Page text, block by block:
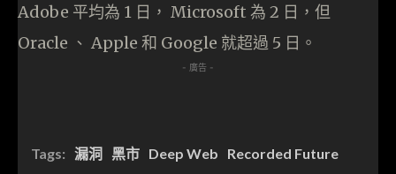
Adobe 平均為 1 日， Microsoft 為 2 日，但
Oracle 、 Apple 和 Google 就超過 5 日。
- 廣告 -
Tags: 漏洞 黑市 Deep Web Recorded Future